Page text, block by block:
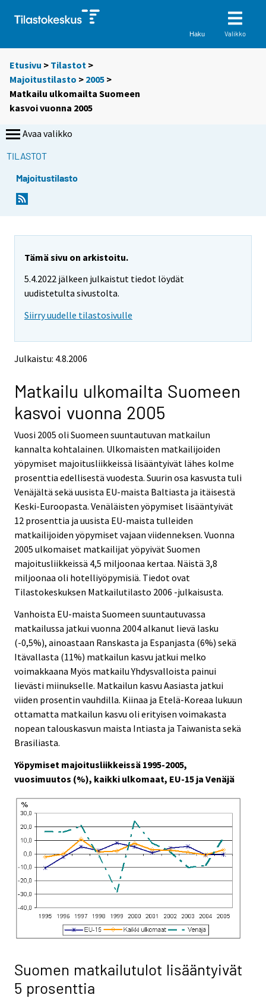
Haku Valikko
Etusivu > Tilastot >
Majoitustilasto > 2005 >
Matkailu ulkomailta Suomeen
kasvoi vuonna 2005
Avaa valikko
TILASTOT
Majoitustilasto
Tämä sivu on arkistoitu.
5.4.2022 jälkeen julkaistut tiedot löydät
uudistetulta sivustolta.
Siirry uudelle tilastosivulle
Julkaistu: 4.8.2006
Matkailu ulkomailta Suomeen
kasvoi vuonna 2005
Vuosi 2005 oli Suomeen suuntautuvan matkailun
kannalta kohtalainen. Ulkomaisten matkailijoiden
yöpymiset majoitusliikkeissä lisääntyivät lähes kolme
prosenttia edellisestä vuodesta. Suurin osa kasvusta tuli
Venäjältä sekä uusista EU-maista Baltiasta ja itäisestä
Keski-Euroopasta. Venäläisten yöpymiset lisääntyivät
12 prosenttia ja uusista EU-maista tulleiden
matkailijoiden yöpymiset vajaan viidenneksen. Vuonna
2005 ulkomaiset matkailijat yöpyivät Suomen
majoitusliikkeissä 4,5 miljoonaa kertaa. Näistä 3,8
miljoonaa oli hotelliyöpymisiä. Tiedot ovat
Tilastokeskuksen Matkailutilasto 2006 -julkaisusta.
Vanhoista EU-maista Suomeen suuntautuvassa
matkailussa jatkui vuonna 2004 alkanut lievä lasku
(-0,5%), ainoastaan Ranskasta ja Espanjasta (6%) sekä
Itävallasta (11%) matkailun kasvu jatkui melko
voimakkaana Myös matkailu Yhdysvalloista painui
lievästi miinukselle. Matkailun kasvu Aasiasta jatkui
viiden prosentin vauhdilla. Kiinaa ja Etelä-Koreaa lukuun
ottamatta matkailun kasvu oli erityisen voimakasta
nopean talouskasvun maista Intiasta ja Taiwanista sekä
Brasiliasta.
Yöpymiset majoitusliikkeissä 1995-2005,
vuosimuutos (%), kaikki ulkomaat, EU-15 ja Venäjä
Suomen matkailutulot lisääntyivät
5 prosenttia